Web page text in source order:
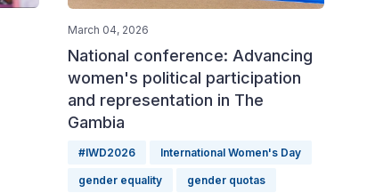
March 04, 2026
National conference: Advancing
women's political participation
and representation in The
Gambia
#IWD2026 International Women's Day
gender equality gender quotas